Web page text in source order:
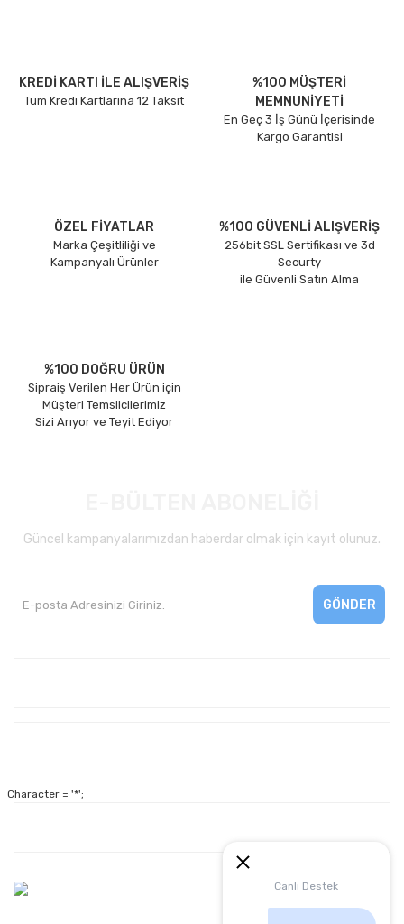
Canlı Destek
KREDİ KARTI İLE ALIŞVERİŞ
Tüm Kredi Kartlarına 12 Taksit
%100 MÜŞTERİ
MEMNUNİYETİ
En Geç 3 İş Günü İçerisinde
Kargo Garantisi
ÖZEL FİYATLAR
Marka Çeşitliliği ve
Kampanyalı Ürünler
%100 GÜVENLİ ALIŞVERİŞ
256bit SSL Sertifikası ve 3d
Securty
ile Güvenli Satın Alma
%100 DOĞRU ÜRÜN
Sipraiş Verilen Her Ürün için
Müşteri Temsilcilerimiz
Sizi Arıyor ve Teyit Ediyor
Güncel kampanyalarımızdan haberdar olmak için kayıt olunuz.
GÖNDER
Character = '*';